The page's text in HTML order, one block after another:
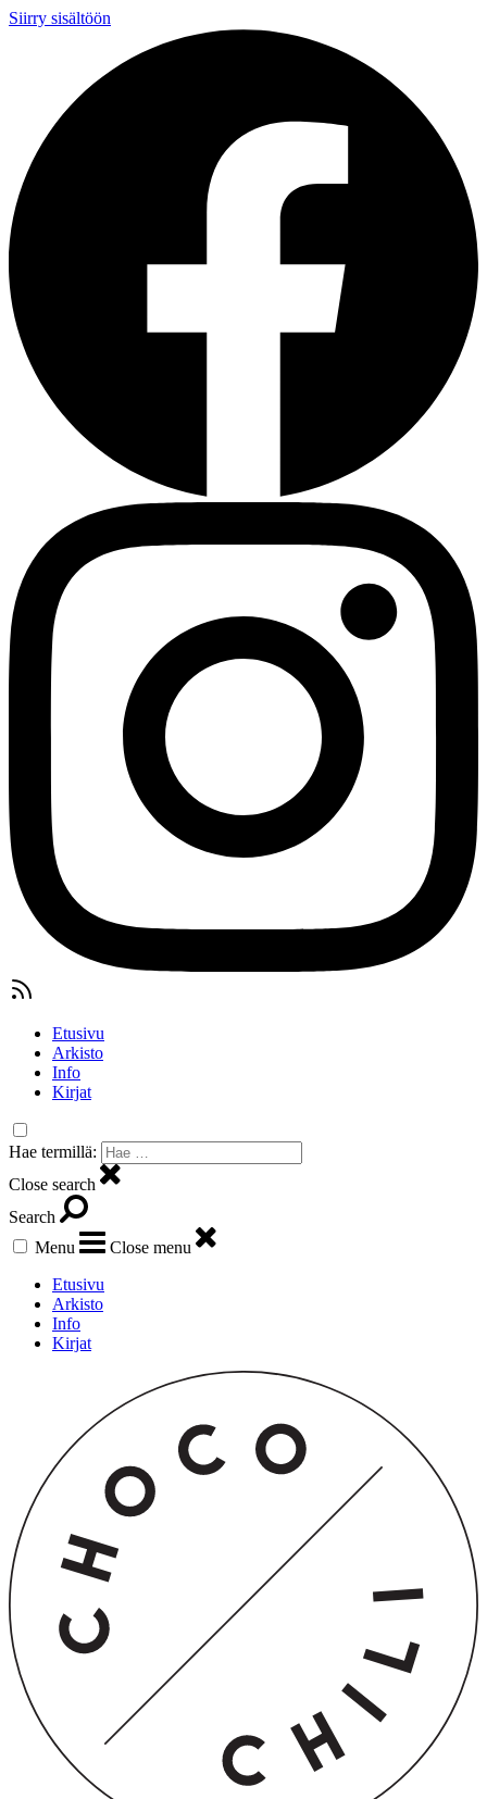
Siirry sisältöön
Etusivu
Arkisto
Info
Kirjat
Hae termillä:
Close search
Search
Menu
Close menu
Etusivu
Arkisto
Info
Kirjat